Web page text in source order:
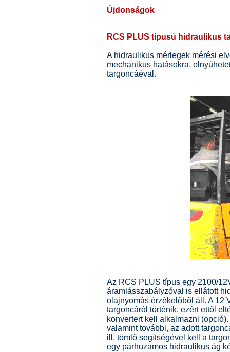
Újdonságok
RCS PLUS típusú hidraulikus
A hidraulikus mérlegek mérési
mechanikus hatásokra,
targoncáéval.
Az RCS PLUS típus egy 2100/
áramlásszabályzóval is ellátott
olajnyomás érzékelőből áll. A 12
targoncáról történik, ezért ettől
konvertert kell alkalmazni
valamint további, az adott
ill. tömlő segítségével kell a
egy párhuzamos hidraulikus ág